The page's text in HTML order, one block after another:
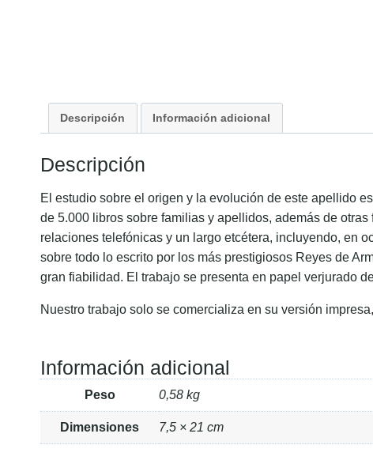
Descripción Información adicional
Descripción
El estudio sobre el origen y la evolución de este apellido
de 5.000 libros sobre familias y apellidos, además de
relaciones telefónicas y un largo etcétera, incluyendo, en
sobre todo lo escrito por los más prestigiosos Reyes de
gran fiabilidad. El trabajo se presenta en papel verjurado
Nuestro trabajo solo se comercializa en su versión
Información adicional
Peso 0,58 kg
Dimensiones 7,5 × 21 cm